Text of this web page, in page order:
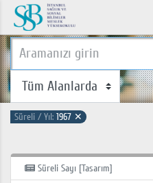
Süreli / Yıl: 1967 ✕
Süreli Sayı [Tasarım]